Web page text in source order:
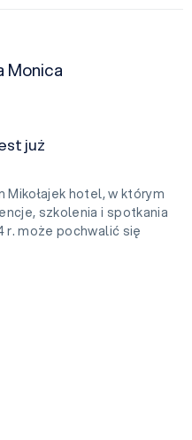
Monica
już
Mikołajek hotel, w którym
szkolenia i spotkania
r. może pochwalić się